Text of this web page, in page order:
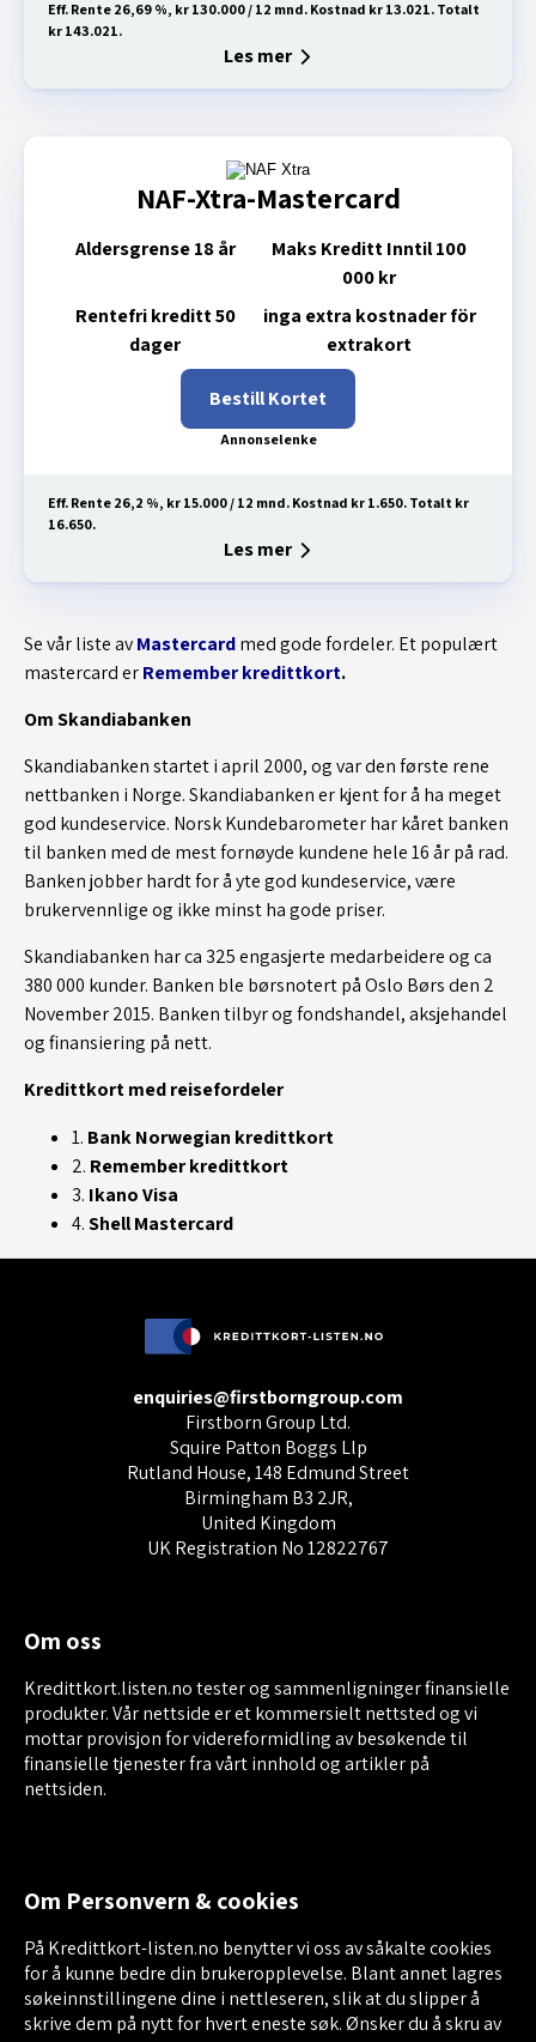
Eff. Rente 26,69 %, kr 130.000 / 12 mnd. Kostnad kr 13.021. Totalt
kr 143.021.
Les mer
NAF-Xtra-Mastercard
Aldersgrense18 år Maks KredittInntil 100
000 kr
Rentefri kreditt50
dager
inga extra kostnader för
extrakort
Bestill Kortet
Eff. Rente 26,2 %, kr 15.000 / 12 mnd. Kostnad kr 1.650. Totalt kr
16.650.
Les mer
Se vår liste avMastercardmed gode fordeler. Et populært
mastercard erRemember kredittkort.
Om Skandiabanken
Skandiabanken startet i april 2000, og var den første rene
nettbanken i Norge. Skandiabanken er kjent for å ha meget
god kundeservice. Norsk Kundebarometer har kåret banken
til banken med de mest fornøyde kundene hele 16 år på rad.
Banken jobber hardt for å yte god kundeservice, være
brukervennlige og ikke minst ha gode priser.
Skandiabanken har ca 325 engasjerte medarbeidere og ca
380 000 kunder. Banken ble børsnotert på Oslo Børs den 2
November 2015. Banken tilbyr og fondshandel, aksjehandel
og finansiering på nett.
Kredittkort med reisefordeler
1. Bank Norwegian kredittkort
2. Remember kredittkort
3. Ikano Visa
4.Shell Mastercard
enquiries@firstborngroup.com
Firstborn Group Ltd.
Squire Patton Boggs Llp
Rutland House, 148 Edmund Street
Birmingham B3 2JR,
United Kingdom
UK Registration No 12822767
Om oss
Kredittkort.listen.no tester og sammenligninger finansielle
produkter. Vår nettside er et kommersielt nettsted og vi
mottar provisjon for videreformidling av besøkende til
finansielle tjenester fra vårt innhold og artikler på
nettsiden.
Om Personvern & cookies
På Kredittkort-listen.no benytter vi oss av såkalte cookies
for å kunne bedre din brukeropplevelse. Blant annet lagres
søkeinnstillingene dine i nettleseren, slik at du slipper å
skrive dem på nytt for hvert eneste søk. Ønsker du å skru av